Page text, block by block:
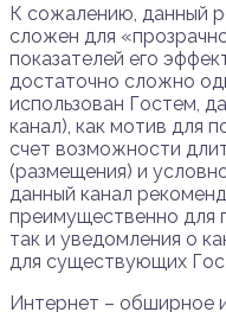
К сожалению, данный
сложен для
показателей его
достаточно сложно
использован Гостем,
канал), как мотив для
счет возможности
(размещения) и
данный канал
преимущественно для
так и уведомления о
для существующих
Интернет – обширное